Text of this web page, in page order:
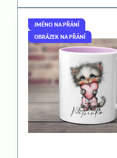
JMÉNO NA PŘÁNÍ
OBRÁZEK NA PŘÁNÍ